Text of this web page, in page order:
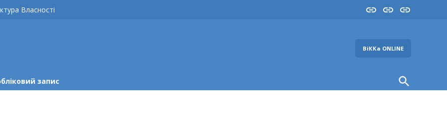
Власності InstaYouTube
FB
ВіККа ONLINE
запис
Open
Search